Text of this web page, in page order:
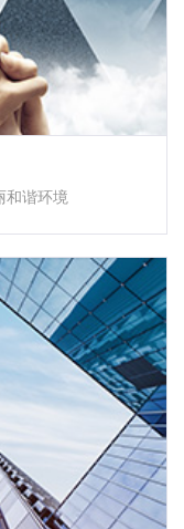
和谐环境